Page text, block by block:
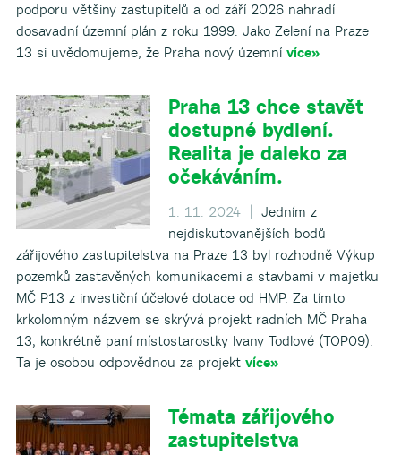
podporu většiny zastupitelů a od září 2026 nahradí
dosavadní územní plán z roku 1999. Jako Zelení na Praze
13 si uvědomujeme, že Praha nový územní více»
Praha 13 chce stavět
dostupné bydlení.
Realita je daleko za
očekáváním.
1. 11. 2024 |
Jedním z
nejdiskutovanějších bodů
zářijového zastupitelstva na Praze 13 byl rozhodně Výkup
pozemků zastavěných komunikacemi a stavbami v majetku
MČ P13 z investiční účelové dotace od HMP. Za tímto
krkolomným názvem se skrývá projekt radních MČ Praha
13, konkrétně paní místostarostky Ivany Todlové (TOP09).
Ta je osobou odpovědnou za projekt více»
Témata zářijového
zastupitelstva